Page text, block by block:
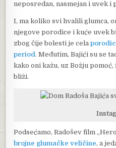
neposredan, nasmejan i uvek i
I, ma koliko svi hvalili glumca,
njegove porodice i kuće uvek
zbog čije bolesti je cela
period. Međutim, Bajići su se
kako oni kažu, uz Božju
bliži.
Podsećamo, Radošev film
brojne glumačke veličine, a